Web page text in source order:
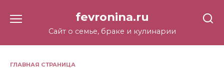
содержанию
fevronina.ru
Сайт о семье, браке и кулинарии
ГЛАВНАЯ СТРАНИЦА